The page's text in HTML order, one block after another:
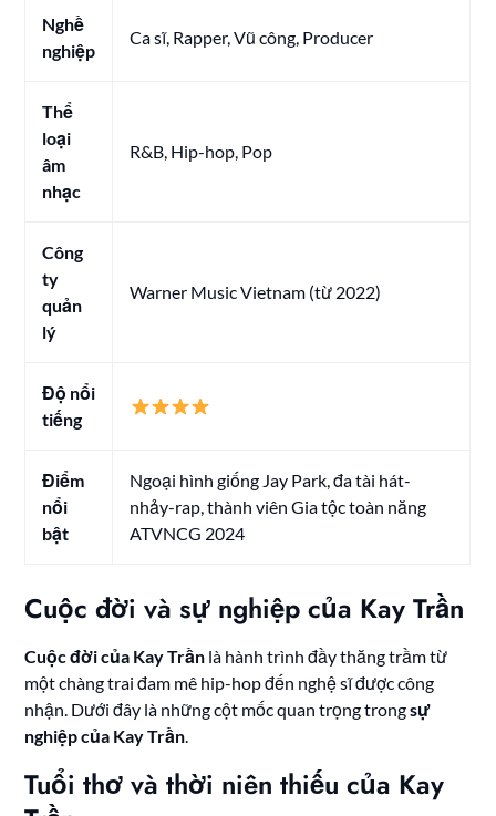
Nghề
nghiệp
Ca sĩ, Rapper, Vũ công, Producer
Thể
loại
âm
nhạc
R&B, Hip-hop, Pop
Công
ty
quản
lý
Warner Music Vietnam (từ 2022)
Độ nổi
tiếng
Điểm
nổi
bật
Ngoại hình giống Jay Park, đa tài hát-
nhảy-rap, thành viên Gia tộc toàn năng
ATVNCG 2024
Cuộc đời và sự nghiệp của Kay Trần
Cuộc đời của Kay Trần là hành trình đầy thăng trầm từ
một chàng trai đam mê hip-hop đến nghệ sĩ được công
nhận. Dưới đây là những cột mốc quan trọng trongsự
nghiệp của Kay Trần.
Tuổi thơ và thời niên thiếu của Kay